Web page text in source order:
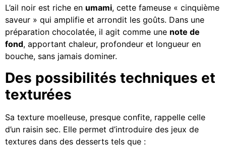
L’ail noir est riche en umami, cette fameuse « cinquième
saveur » qui amplifie et arrondit les goûts. Dans une
préparation chocolatée, il agit comme une note de
fond, apportant chaleur, profondeur et longueur en
bouche, sans jamais dominer.
Des possibilités techniques et
texturées
Sa texture moelleuse, presque confite, rappelle celle
d’un raisin sec. Elle permet d’introduire des jeux de
textures dans des desserts tels que :